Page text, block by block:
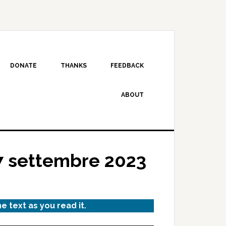
DONATE THANKS FEEDBACK
ABOUT
settembre 2023
text as you read it.